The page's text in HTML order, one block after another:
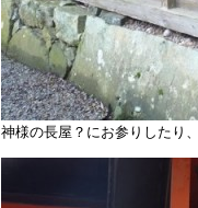
神様の長屋？にお参りしたり、